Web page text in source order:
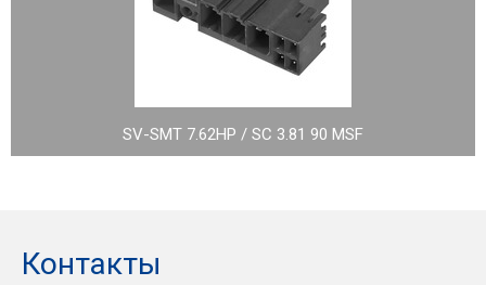
SV-SMT 7.62HP / SC 3.81 90 MSF
Контакты